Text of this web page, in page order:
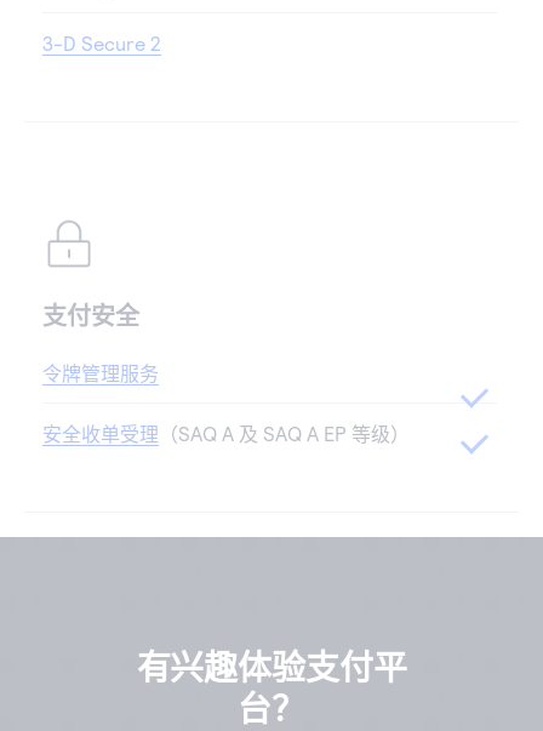
3-D Secure 2
支付安全
令牌管理服务
安全收单受理 （SAQ A 及 SAQ A EP 等级）
有兴趣体验支付平
台？